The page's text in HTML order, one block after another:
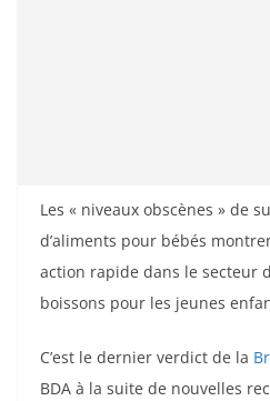
Les « niveaux obscènes » de
d’aliments pour bébés
action rapide dans le secteur
boissons pour les jeunes
C’est le dernier verdict de la
BDA à la suite de nouvelles